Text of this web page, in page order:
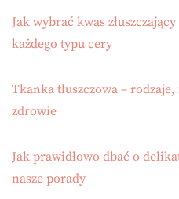
Jak wybrać kwas
każdego typu cery
Tkanka tłuszczowa –
zdrowie
Jak prawidłowo dbać o
nasze porady